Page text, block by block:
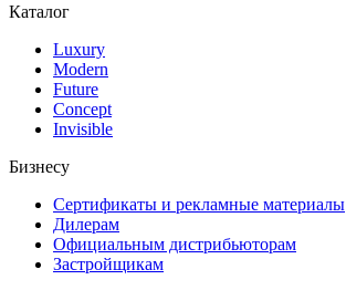
Каталог
Luxury
Modern
Future
Concept
Invisible
Бизнесу
Сертификаты и рекламные материалы
Дилерам
Официальным дистрибьюторам
Застройщикам